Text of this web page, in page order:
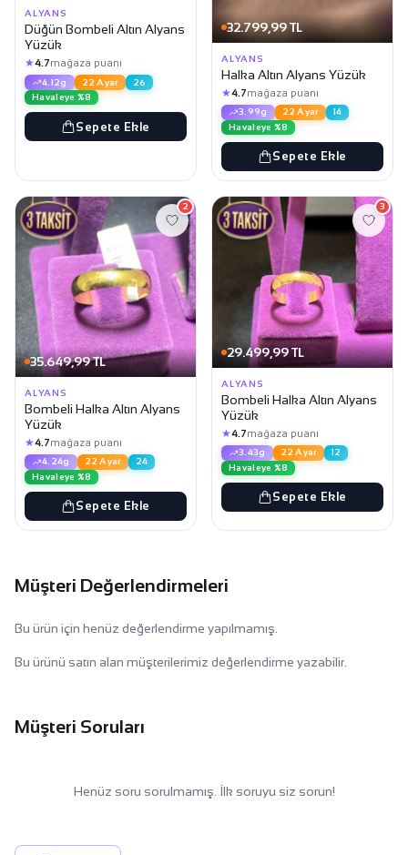
ALYANS
Düğün Bombeli Altın Alyans
Yüzük
★4.7mağaza puanı
4.12g 22 Ayar
26
Havaleye %8
Sepete Ekle
32.799,99 TL
ALYANS
Halka Altın Alyans Yüzük
★4.7mağaza puanı
3.99g 22 Ayar
14
Havaleye %8
Sepete Ekle
35.649,99 TL
2
ALYANS
Bombeli Halka Altın Alyans
Yüzük
★4.7mağaza puanı
4.24g 22 Ayar
24
Havaleye %8
Sepete Ekle
29.499,99 TL
3
ALYANS
Bombeli Halka Altın Alyans
Yüzük
★4.7mağaza puanı
3.43g 22 Ayar
12
Havaleye %8
Sepete Ekle
Müşteri Değerlendirmeleri
Bu ürün için henüz değerlendirme yapılmamış.
Bu ürünü satın alan müşterilerimiz değerlendirme yazabilir.
Müşteri Soruları
Henüz soru sorulmamış. İlk soruyu siz sorun!